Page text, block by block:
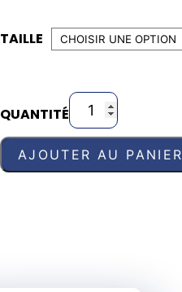
TAILLE
QUANTITÉ
AJOUTER AU PANIER